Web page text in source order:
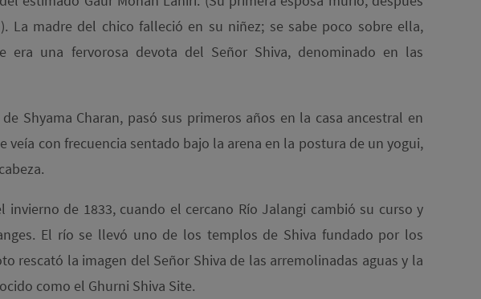
La madre del chico falleció en su niñez; se sabe poco sobre ella,
era una fervorosa devota del Señor Shiva, denominado en las
Shyama Charan, pasó sus primeros años en la casa ancestral en
veía con frecuencia sentado bajo la arena en la postura de un yogui,
de 1833, cuando el cercano Río Jalangi cambió su curso y
El río se llevó uno de los templos de Shiva fundado por los
rescató la imagen del Señor Shiva de las arremolinadas aguas y la
como el Ghurni Shiva Site.